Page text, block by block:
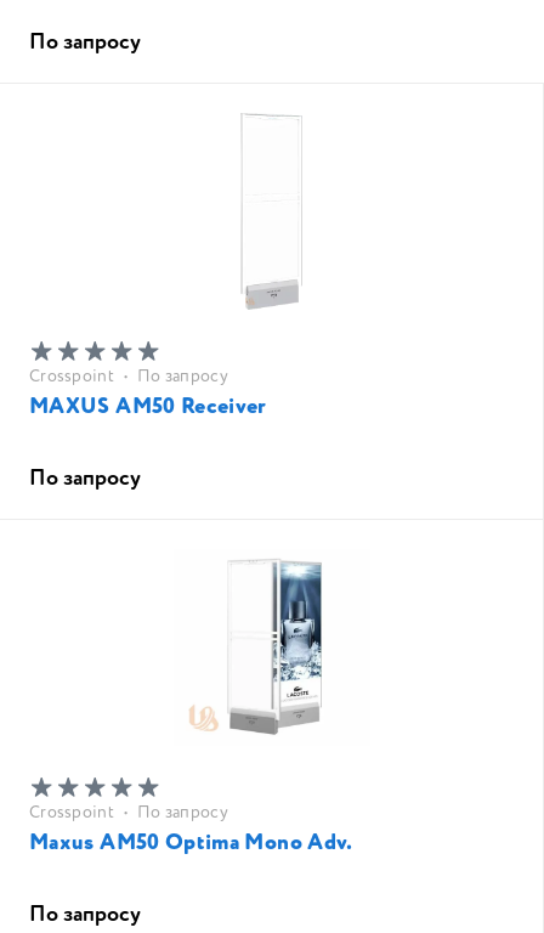
По запросу
Crosspoint • По запросу
MAXUS AM50 Receiver
По запросу
Crosspoint • По запросу
Maxus AM50 Optima Mono Adv.
По запросу